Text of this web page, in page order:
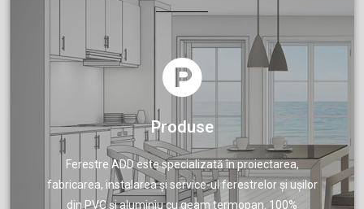
Produse
Ferestre ADD este specializată în proiectarea,
fabricarea, instalarea și service-ul ferestrelor și ușilor
din PVC și aluminiu cu geam termopan. 100%